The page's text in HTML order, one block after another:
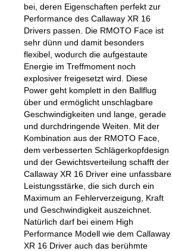
bei, deren Eigenschaften perfekt zur
Performance des Callaway XR 16
Drivers passen. Die RMOTO Face ist
sehr dünn und damit besonders
flexibel, wodurch die aufgestaute
Energie im Treffmoment noch
explosiver freigesetzt wird. Diese
Power geht komplett in den Ballflug
über und ermöglicht unschlagbare
Geschwindigkeiten und lange, gerade
und durchdringende Weiten. Mit der
Kombination aus der RMOTO Face,
dem verbesserten Schlägerkopfdesign
und der Gewichtsverteilung schafft der
Callaway XR 16 Driver eine unfassbare
Leistungsstärke, die sich durch ein
Maximum an Fehlerverzeigung, Kraft
und Geschwindigkeit auszeichnet.
Natürlich darf bei einem High
Performance Modell wie dem Callaway
XR 16 Driver auch das berühmte